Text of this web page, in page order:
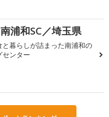
浦和SC／埼玉県
と暮らしが詰まった南浦和の
センター